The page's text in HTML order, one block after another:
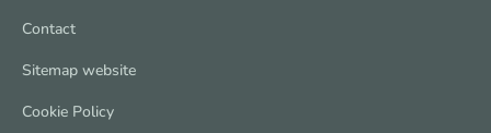
Contact
Sitemap website
Cookie Policy